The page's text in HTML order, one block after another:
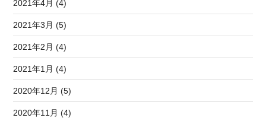
2021年4月 (4)
2021年3月 (5)
2021年2月 (4)
2021年1月 (4)
2020年12月 (5)
2020年11月 (4)